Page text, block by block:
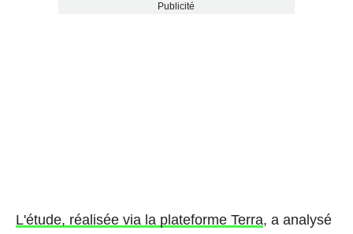
Publicité
L'étude, réalisée via la plateforme Terra, a analysé